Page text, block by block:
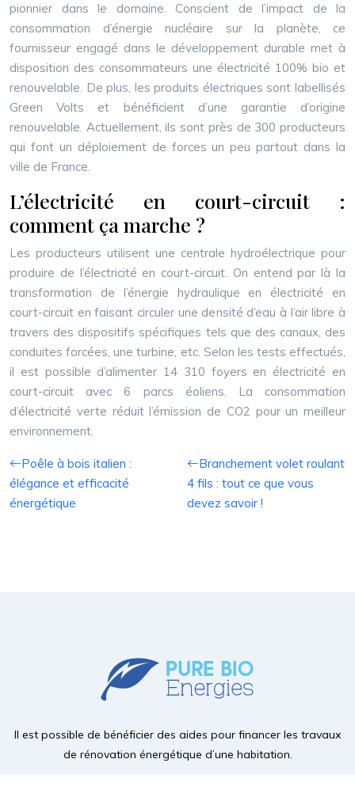
pionnier dans le domaine. Conscient de l’impact de la
consommation d’énergie nucléaire sur la planète, ce
fournisseur engagé dans le développement durable met à
disposition des consommateurs une électricité 100% bio et
renouvelable. De plus, les produits électriques sont labellisés
Green Volts et bénéficient d’une garantie d’origine
renouvelable. Actuellement, ils sont près de 300 producteurs
qui font un déploiement de forces un peu partout dans la
ville de France.
L’électricité en court-circuit :
comment ça marche ?
Les producteurs utilisent une centrale hydroélectrique pour
produire de l’électricité en court-circuit. On entend par là la
transformation de l’énergie hydraulique en électricité en
court-circuit en faisant circuler une densité d’eau à l’air libre à
travers des dispositifs spécifiques tels que des canaux, des
conduites forcées, une turbine, etc. Selon les tests effectués,
il est possible d’alimenter 14 310 foyers en électricité en
court-circuit avec 6 parcs éoliens. La consommation
d’électricité verte réduit l’émission de CO2 pour un meilleur
environnement.
Poêle à bois italien :
élégance et efficacité
énergétique
Branchement volet roulant
4 fils : tout ce que vous
devez savoir !
Il est possible de bénéficier des aides pour financer les travaux
de rénovation énergétique d’une habitation.